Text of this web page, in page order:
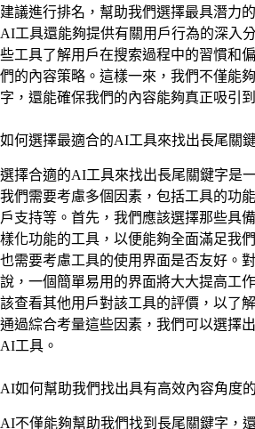
建議進行排名，幫助我們選擇最具潛力
AI工具還能夠提供有關用戶行為的深入
些工具了解用戶在搜索過程中的習慣和
們的內容策略。這樣一來，我們不僅能
字，還能確保我們的內容能夠真正吸引
如何選擇最適合的AI工具來找出長尾關
選擇合適的AI工具來找出長尾關鍵字是
我們需要考慮多個因素，包括工具的功
戶支持等。首先，我們應該選擇那些具
樣化功能的工具，以便能夠全面滿足我
也需要考慮工具的使用界面是否友好。
說，一個簡單易用的界面將大大提高工
該查看其他用戶對該工具的評價，以了
通過綜合考量這些因素，我們可以選擇
AI工具。
AI如何幫助我們找出具有高效內容角度
AI不僅能夠幫助我們找到長尾關鍵字，